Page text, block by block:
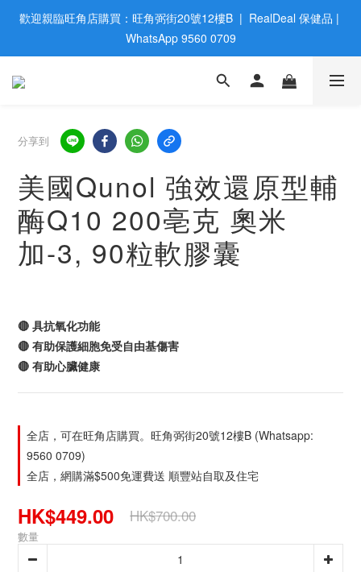
歡迎親臨旺角店購買：旺角弼街20號12樓B  |  RealDeal 保健品 |
WhatsApp 9560 0709
歡迎親臨旺角店購買：旺角弼街20號12樓B  |  RealDeal 保健品 |
WhatsApp 9560 0709
會員大升級 | 於12個月内消費滿$2200，即成爲黃金會員 | 消費滿
網站購買滿$500，免運費送貨 | Free Delivery on HK $500 Online
Order
歡迎親臨旺角店購買：旺角弼街20號12樓B  |  RealDeal 保健品 |
WhatsApp 9560 0709
分享到
美國Qunol 強效還原型輔
酶Q10 200亳克 奧米
加-3, 90粒軟膠囊
🔴 具抗氧化功能
🔴 有助保護細胞免受自由基傷害
🔴 有助心臟健康
全店，可在旺角店購買。旺角弼街20號12樓B (Whatsapp:
9560 0709)
全店，網購滿$500免運費送 順豐站自取及住宅
HK$449.00 HK$700.00
數量